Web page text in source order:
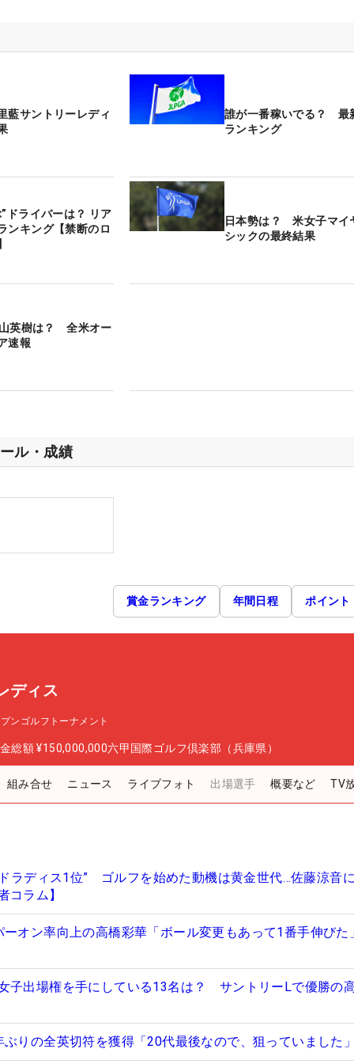
藍サントリーレディ
誰が一番稼いでる？ 最
ランキング
ドライバーは？ リア
ンキング【禁断のロ
日本勢は？ 米女子マイ
シックの最終結果
英樹は？ 全米オー
速報
ル・成績
賞金ランキング 年間日程 ポイント
ディス
ンゴルフトーナメント
総額 ¥150,000,000六甲国際ゴルフ倶楽部（兵庫県）
組み合せ ニュース ライブフォト 出場選手 概要など TV
ラディス1位” ゴルフを始めた動機は黄金世代…佐藤涼音
コラム】
オン率向上の高橋彩華「ボール変更もあって1番手伸びた
子出場権を手にしている13名は？ サントリーLで優勝の
りの全英切符を獲得「20代最後なので、狙っていました